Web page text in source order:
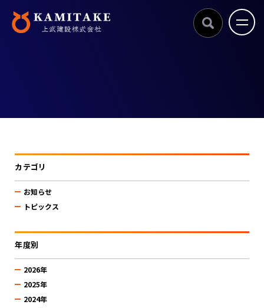
カテゴリ
お知らせ
トピックス
年度別
2026年
2025年
2024年